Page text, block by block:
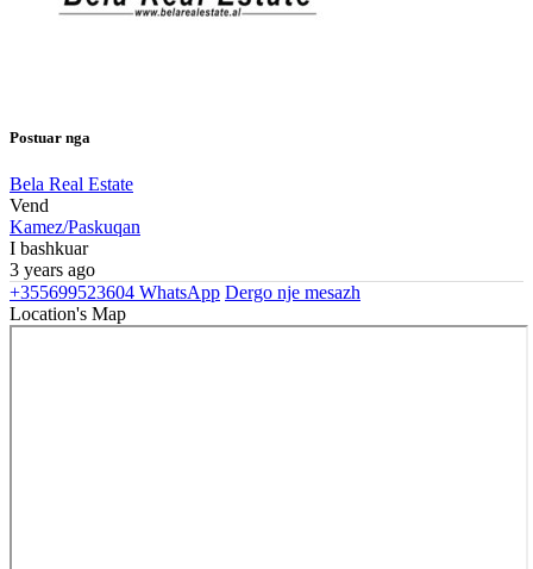
Postuar nga
Bela Real Estate
Vend
Kamez/Paskuqan
I bashkuar
3 years ago
+355699523604 WhatsApp Dergo nje mesazh
Location's Map